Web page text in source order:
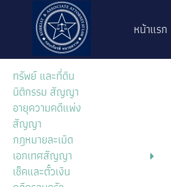
หน้าแรก
ทรัพย์ และที่ดิน
นิติกรรม สัญญา
อายุความคดีแพ่ง
สัญญา
กฎหมายละเมิด
เอกเทศสัญญา
เช็คและตั๋วเงิน